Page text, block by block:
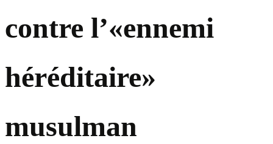
contre l’«ennemi
héréditaire»
musulman